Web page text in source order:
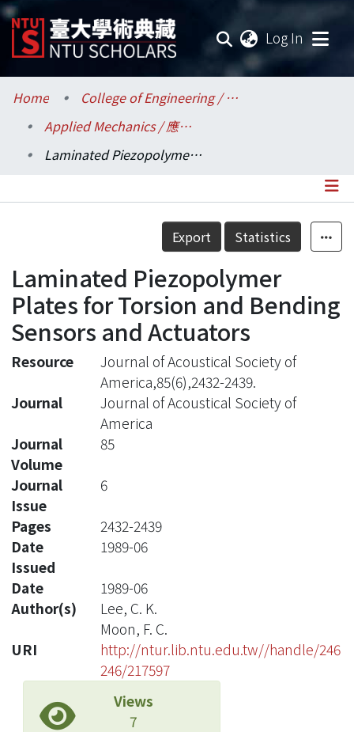
Log In
Communities & Collections
Research Outputs
Statistics
Home
College of Engineering / 工學院
Applied Mechanics / 應用力學研究所
Laminated Piezopolymer Plates for Torsion and Bending Sensors and Actuators
Details
Export Statistics
Laminated Piezopolymer
Plates for Torsion and Bending
Sensors and Actuators
Resource
Journal of Acoustical Society of
America,85(6),2432-2439.
Journal
Journal of Acoustical Society of
America
Journal
Volume
85
Journal
Issue
6
Pages
2432-2439
Date
Issued
1989-06
Date
1989-06
Author(s)
Lee, C. K.
Moon, F. C.
URI
http://ntur.lib.ntu.edu.tw//handle/246
246/217597
Views
7